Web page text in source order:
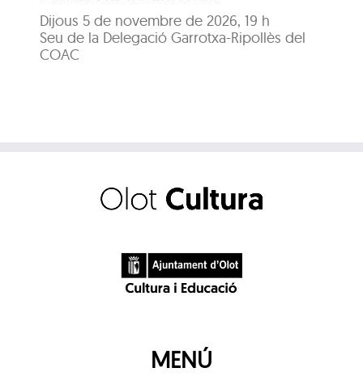
Dijous 5 de novembre de 2026, 19 h
Seu de la Delegació Garrotxa-Ripollès del
COAC
MENÚ